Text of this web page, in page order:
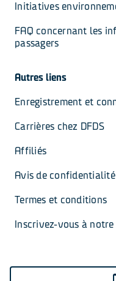
Initiatives
FAQ concernant les
passagers
Autres liens
Enregistrement et
Carrières chez DFDS
Affiliés
Avis de confidentialité
Termes et conditions
Inscrivez-vous à notre